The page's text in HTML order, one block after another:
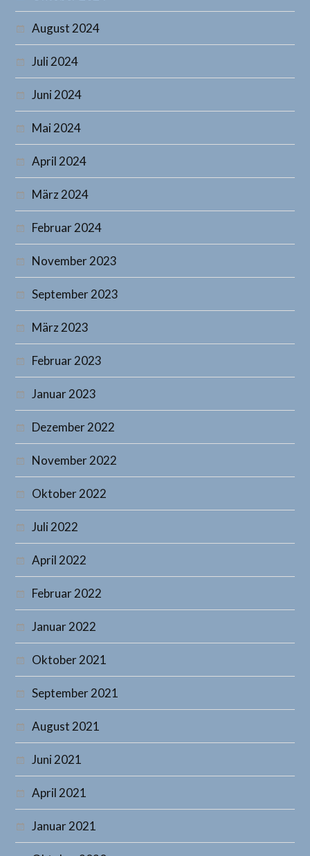
August 2024
Juli 2024
Juni 2024
Mai 2024
April 2024
März 2024
Februar 2024
November 2023
September 2023
März 2023
Februar 2023
Januar 2023
Dezember 2022
November 2022
Oktober 2022
Juli 2022
April 2022
Februar 2022
Januar 2022
Oktober 2021
September 2021
August 2021
Juni 2021
April 2021
Januar 2021